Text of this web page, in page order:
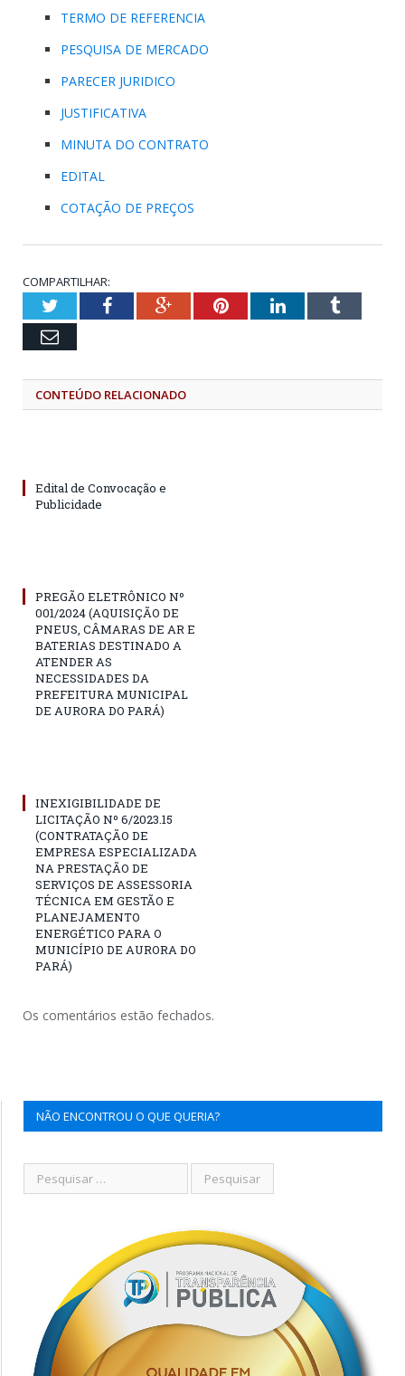
TERMO DE REFERENCIA
PESQUISA DE MERCADO
PARECER JURIDICO
JUSTIFICATIVA
MINUTA DO CONTRATO
EDITAL
COTAÇÃO DE PREÇOS
COMPARTILHAR:
TwitterFacebookGoogle+PinterestLinkedInTumblr
Email
CONTEÚDO RELACIONADO
Edital de Convocação e
Publicidade
PREGÃO ELETRÔNICO Nº
001/2024 (AQUISIÇÃO DE
PNEUS, CÂMARAS DE AR E
BATERIAS DESTINADO A
ATENDER AS
NECESSIDADES DA
PREFEITURA MUNICIPAL
DE AURORA DO PARÁ)
INEXIGIBILIDADE DE
LICITAÇÃO Nº 6/2023.15
(CONTRATAÇÃO DE
EMPRESA ESPECIALIZADA
NA PRESTAÇÃO DE
SERVIÇOS DE ASSESSORIA
TÉCNICA EM GESTÃO E
PLANEJAMENTO
ENERGÉTICO PARA O
MUNICÍPIO DE AURORA DO
PARÁ)
Os comentários estão fechados.
NÃO ENCONTROU O QUE QUERIA?